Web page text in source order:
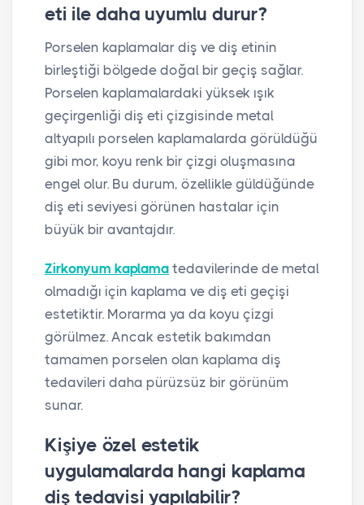
eti ile daha uyumlu durur?
Porselen kaplamalar diş ve diş etinin
birleştiği bölgede doğal bir geçiş sağlar.
Porselen kaplamalardaki yüksek ışık
geçirgenliği diş eti çizgisinde metal
altyapılı porselen kaplamalarda görüldüğü
gibi mor, koyu renk bir çizgi oluşmasına
engel olur. Bu durum, özellikle güldüğünde
diş eti seviyesi görünen hastalar için
büyük bir avantajdır.
Zirkonyum kaplama tedavilerinde de metal
olmadığı için kaplama ve diş eti geçişi
estetiktir. Morarma ya da koyu çizgi
görülmez. Ancak estetik bakımdan
tamamen porselen olan kaplama diş
tedavileri daha pürüzsüz bir görünüm
sunar.
Kişiye özel estetik
uygulamalarda hangi kaplama
diş tedavisi yapılabilir?